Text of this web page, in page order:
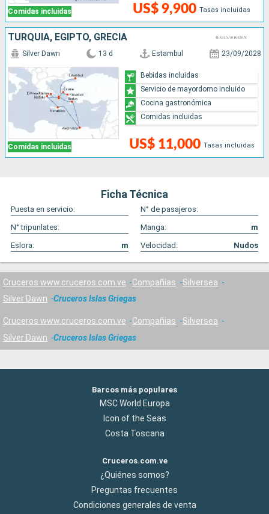
Comidas incluidas US$ 9,900 Tasas incluidas
TURQUÍA, EGIPTO, GRECIA
Comidas incluidas
Silver Dawn 13 d Estambul 23/09/2028
US$ 11,000 Tasas incluidas
Bebidas incluidas
Servicio de mayordomo incluido
Cocina gastronómica
Comidas incluidas
Ficha Técnica
Puesta en servicio:
N° de pasajeros:
N° tripunlates:
Manga:
m
Eslora:
m Velocidad: Nudos
Cruceros www.cruceros.com.ve Compañías
Silversea
Silver Dawn
Cruceros Islas Griegas
Cruceros www.cruceros.com.ve Compañías
Silversea
Silver Dawn
Cruceros Islas Griegas
Barcos más populares
MSC World Europa
Icon of the Seas
Costa Toscana
Cruceros.com.ve
¿Quiénes somos?
Preguntas frecuentes
Condiciones generales de venta